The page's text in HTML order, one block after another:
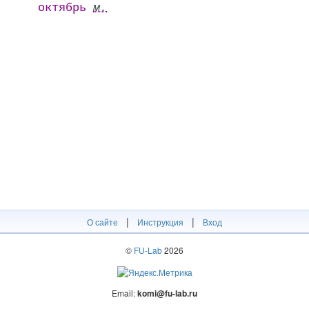
октябрь м.
О сайте | Инструкция | Вход
© FU-Lab2026
Email:komi@fu-lab.ru